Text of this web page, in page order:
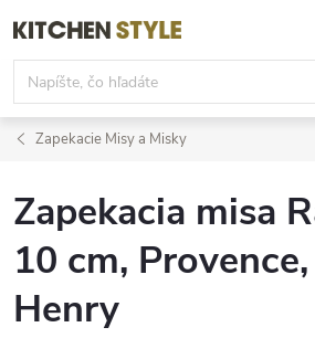
na
obsah
Zapekacie Misy a Misky
Zapekacia misa
10 cm,
Henry